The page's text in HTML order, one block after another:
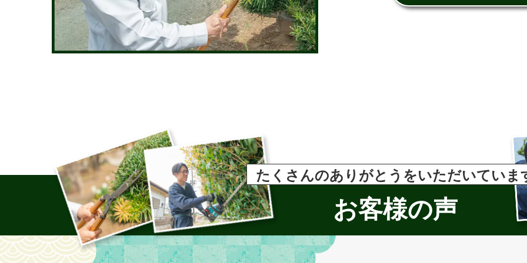
たくさんのありがとうをいただいていま
お客様の声